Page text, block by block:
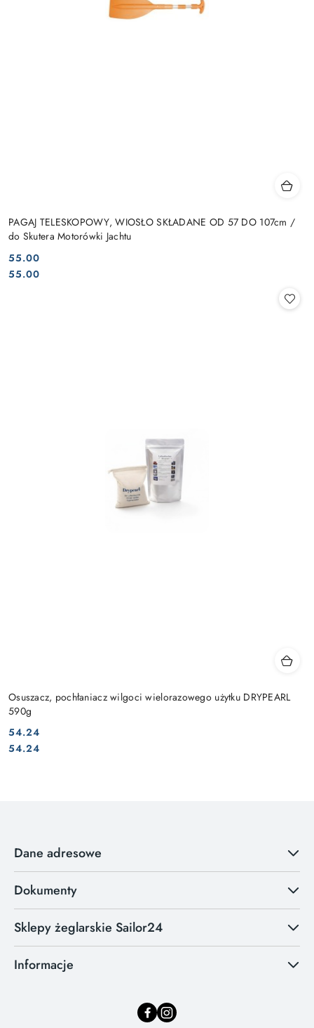
PAGAJ TELESKOPOWY, WIOSŁO SKŁADANE OD 57 DO 107cm /
do Skutera Motorówki Jachtu
Cena:
55.00
Cena:
55.00
Osuszacz, pochłaniacz wilgoci wielorazowego użytku DRYPEARL
590g
Cena:
54.24
Cena:
54.24
Dane adresowe
Dokumenty
Sklepy żeglarskie Sailor24
Informacje